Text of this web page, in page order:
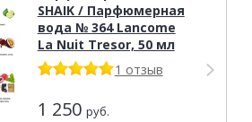
SHAIK / Парфюмерная
вода № 364 Lancome
La Nuit Tresor, 50 мл
1 отзыв
1 250 руб.